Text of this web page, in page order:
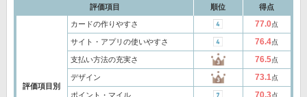
評価項目 順位 得点
評価項目別
カードの作りやすさ 77.0点
サイト・アプリの使いやすさ 76.4点
支払い方法の充実さ 76.5点
デザイン 73.1点
ポイント・マイル 70.3点